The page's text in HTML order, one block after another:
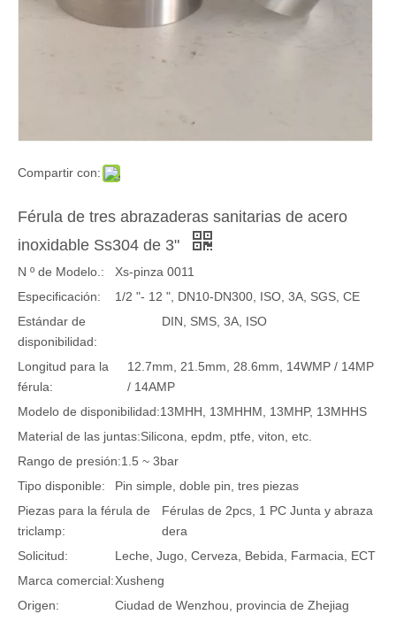
Compartir con:
Férula de tres abrazaderas sanitarias de acero
inoxidable Ss304 de 3"
N º de Modelo.:
Xs-pinza 0011
Especificación:
1/2 "- 12 ", DN10-DN300, ISO, 3A, SGS, CE
Estándar de
disponibilidad:
DIN, SMS, 3A, ISO
Longitud para la
férula:
12.7mm, 21.5mm, 28.6mm, 14WMP / 14MP
/ 14AMP
Modelo de disponibilidad:13MHH, 13MHHM, 13MHP, 13MHHS
Material de las juntas:Silicona, epdm, ptfe, viton, etc.
Rango de presión:1.5 ~ 3bar
Tipo disponible:
Pin simple, doble pin, tres piezas
Piezas para la férula de
triclamp:
Férulas de 2pcs, 1 PC Junta y abraza
dera
Solicitud:
Leche, Jugo, Cerveza, Bebida, Farmacia, ECT
Marca comercial:Xusheng
Origen:
Ciudad de Wenzhou, provincia de Zhejiag